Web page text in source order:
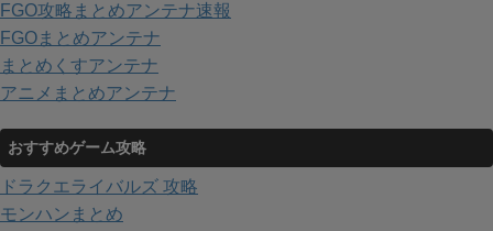
FGO攻略まとめアンテナ速報
FGOまとめアンテナ
まとめくすアンテナ
アニメまとめアンテナ
おすすめゲーム攻略
ドラクエライバルズ 攻略
モンハンまとめ